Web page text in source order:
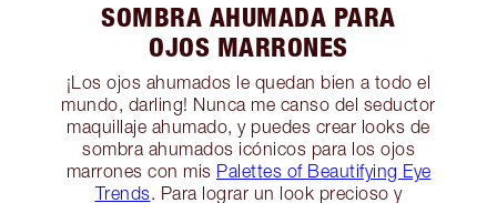
SOMBRA AHUMADA PARA
OJOS MARRONES
¡Los ojos ahumados le quedan bien a todo el
mundo, darling! Nunca me canso del seductor
maquillaje ahumado, y puedes crear looks de
sombra ahumados icónicos para los ojos
marrones con mis Palettes of Beautifying Eye
Trends. Para lograr un look precioso y